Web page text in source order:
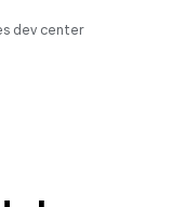
dev center